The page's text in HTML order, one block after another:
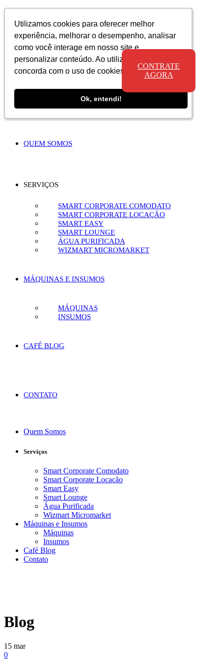
Utilizamos cookies para oferecer melhor
experiência, melhorar o desempenho, analisar
como você interage em nosso site e
personalizar conteúdo. Ao utilizar este site, você
concorda com o uso de cookies.
Ok, entendi!
Utilizamos cookies para oferecer melhor
experiência, melhorar o desempenho, analisar
como você interage em nosso site e
personalizar conteúdo. Ao utilizar este site, você
concorda com o uso de cookies.
Ok, entendi!
Utilizamos cookies para oferecer melhor
experiência, melhorar o desempenho, analisar
como você interage em nosso site e
personalizar conteúdo. Ao utilizar este site, você
concorda com o uso de cookies.
Ok, entendi!
QUEM SOMOS
SERVIÇOS
SMART CORPORATE COMODATO
SMART CORPORATE LOCAÇÃO
SMART EASY
SMART LOUNGE
ÁGUA PURIFICADA
WIZMART MICROMARKET
MÁQUINAS E INSUMOS
MÁQUINAS
INSUMOS
CAFÉ BLOG
CONTATO
Quem Somos
Serviços
Smart Corporate Comodato
Smart Corporate Locação
Smart Easy
Smart Lounge
Água Purificada
Wizmart Micromarket
Máquinas e Insumos
Máquinas
Insumos
Café Blog
Contato
Blog
15 mar
0
CONTRATE
AGORA